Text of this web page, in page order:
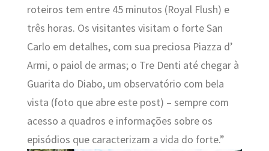
roteiros tem entre 45 minutos (Royal Flush) e
três horas. Os visitantes visitam o forte San
Carlo em detalhes, com sua preciosa Piazza d’
Armi, o paiol de armas; o Tre Denti até chegar à
Guarita do Diabo, um observatório com bela
vista (foto que abre este post) – sempre com
acesso a quadros e informações sobre os
episódios que caracterizam a vida do forte.”